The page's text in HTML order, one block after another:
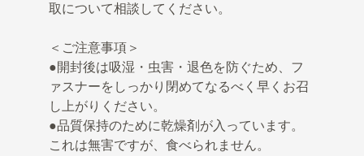
取について相談してください。
＜ご注意事項＞
●開封後は吸湿・虫害・退色を防ぐため、フ
ァスナーをしっかり閉めてなるべく早くお召
し上がりください。
●品質保持のために乾燥剤が入っています。
これは無害ですが、食べられません。